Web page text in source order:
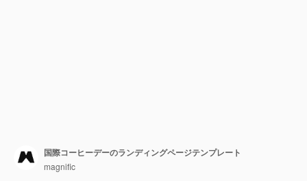
国際コーヒーデーのランディングページテンプレート
magnific